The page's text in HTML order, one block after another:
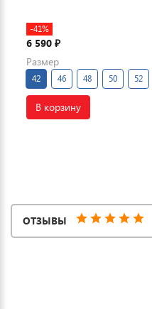
-41%
6 590 ₽
Размер
42 46 48 50 52
В корзину
ОТЗЫВЫ